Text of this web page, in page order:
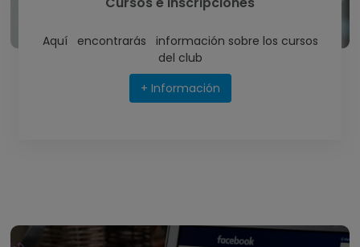
Aquí encontrarás información sobre los cursos
del club
+ Información